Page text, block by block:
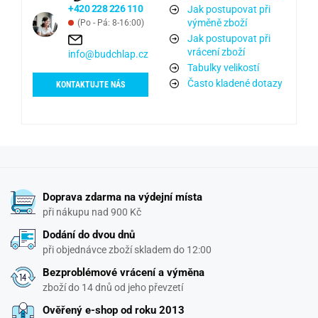
+420 228 226 110
(Po - Pá: 8-16:00)
info@budchlap.cz
KONTAKTUJTE NÁS
Jak postupovat při
výměně zboží
Jak postupovat při
vrácení zboží
Tabulky velikostí
Často kladené dotazy
Doprava zdarma na výdejní místa
při nákupu nad 900 Kč
Dodání do dvou dnů
při objednávce zboží skladem do 12:00
Bezproblémové vrácení a výměna
zboží do 14 dnů od jeho převzetí
Ověřený e-shop od roku 2013